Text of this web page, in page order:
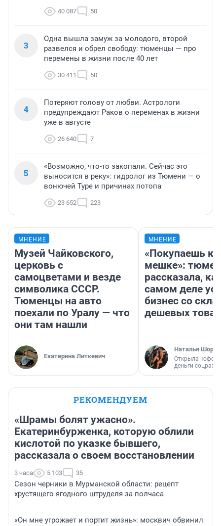
40 087 50
3
Одна вышла замуж за молодого, второй
развелся и обрел свободу: тюменцы — про
перемены в жизни после 40 лет
30 411 50
4
Потеряют голову от любви. Астрологи
предупреждают Раков о переменах в жизни
уже в августе
26 640 7
5
«Возможно, что-то закопали. Сейчас это
выносится в реку»: гидролог из Тюмени — о
вонючей Туре и причинах потопа
23 652 223
МНЕНИЕ
Музей Чайковского,
церковь с
самоцветами и везде
символика СССР.
Тюменцы на авто
поехали по Уралу — что
они там нашли
Екатерина Литкевич
МНЕНИЕ
«Покупаешь
мешке»:
рассказала,
самом деле
бизнес со
дешевых
Наталья
Открыла
деньги
РЕКОМЕНДУЕМ
«Шрамы болят ужасно».
Екатеринбурженка, которую облили
кислотой по указке бывшего,
рассказала о своем восстановлении
3 часа 5 103 35
Сезон черники в Мурманской области: рецепт
хрустящего ягодного штруделя за полчаса
«Он мне угрожает и портит жизнь»: москвич обвинил